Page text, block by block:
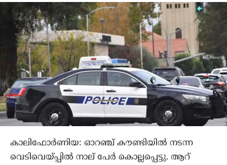
കാലിഫോർണിയ: ഓറഞ്ച് കൗണ്ടിയിൽ നടന്ന
വെടിവെയ്പ്പിൽ നാല് പേർ കൊല്ലപ്പെട്ടു. ആറ്